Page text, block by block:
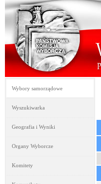
Wybory samorządowe
Wyszukiwarka
Geografia i Wyniki
Organy Wyborcze
Komitety